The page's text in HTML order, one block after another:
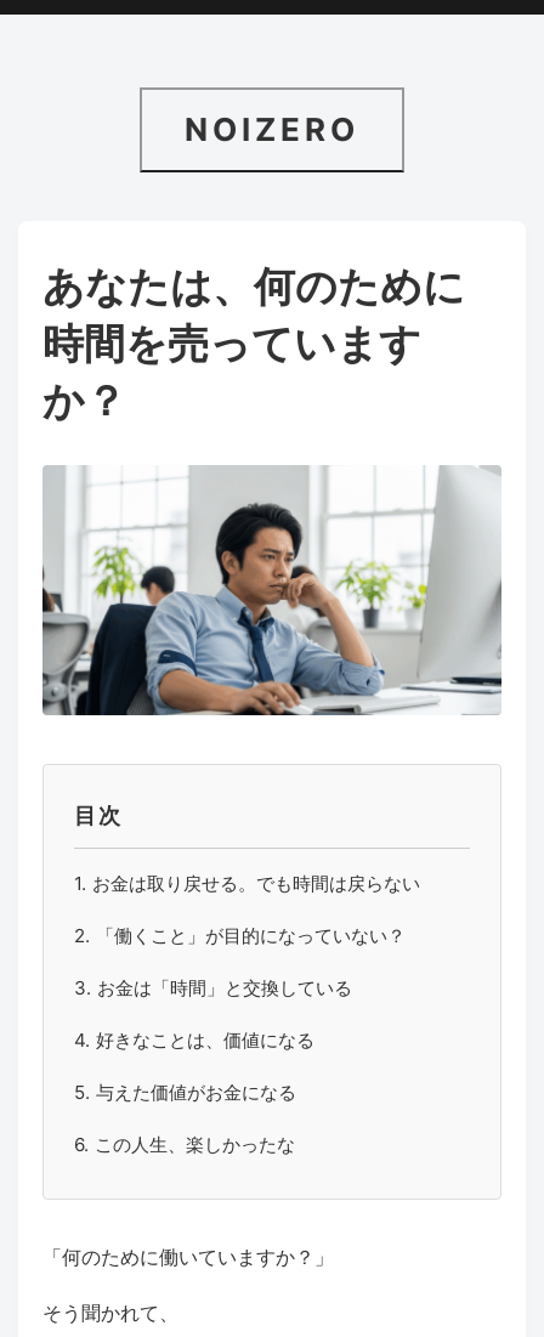
NOIZERO
あなたは、何のために
時間を売っています
か？
目次
お金は取り戻せる。でも時間は戻らない
「働くこと」が目的になっていない？
お金は「時間」と交換している
好きなことは、価値になる
与えた価値がお金になる
この人生、楽しかったな
「何のために働いていますか？」
そう聞かれて、